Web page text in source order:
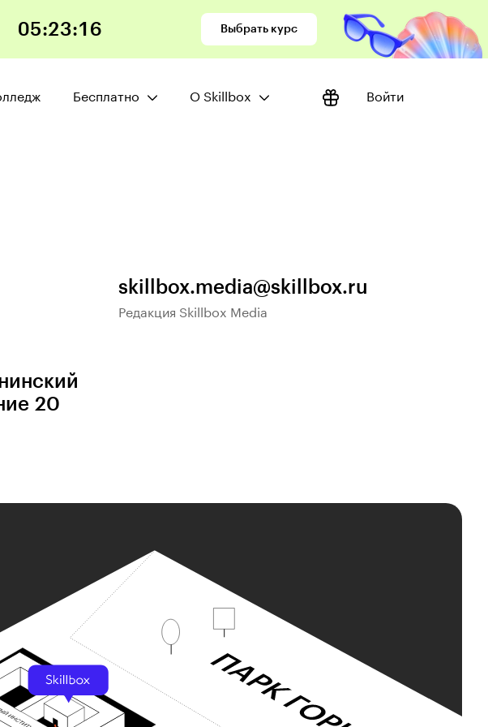
05:23:15 Выбрать курс
Открыть меню:
Бесплатно Открыть меню:
О Skillbox Войти
skillbox.media@skillbox.ru
Редакция Skillbox Media
20